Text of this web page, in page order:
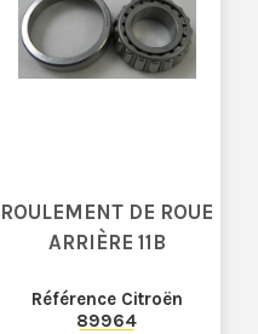
ROULEMENT DE ROUE
ARRIÈRE 11B
Référence Citroën
89964